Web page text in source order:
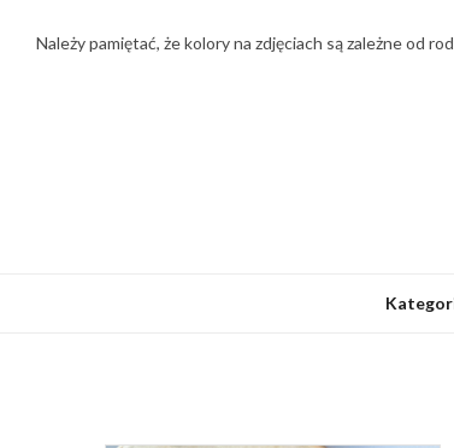
Należy pamiętać, że kolory na zdjęciach są zależne od